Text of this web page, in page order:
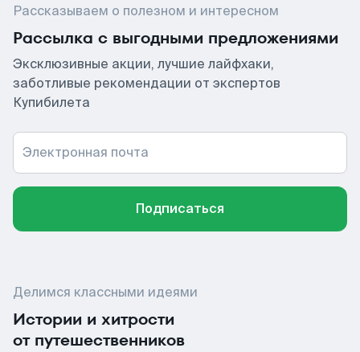
Рассказываем о полезном и интересном
Рассылка с выгодными предложениями
Эксклюзивные акции, лучшие лайфхаки,
заботливые рекомендации от экспертов
Купибилета
Электронная почта
Подписаться
Делимся классными идеями
Истории и хитрости
от путешественников